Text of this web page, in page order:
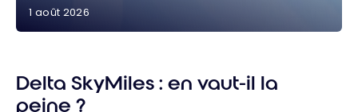
1 août 2026
Delta SkyMiles : en vaut-il la
peine ?